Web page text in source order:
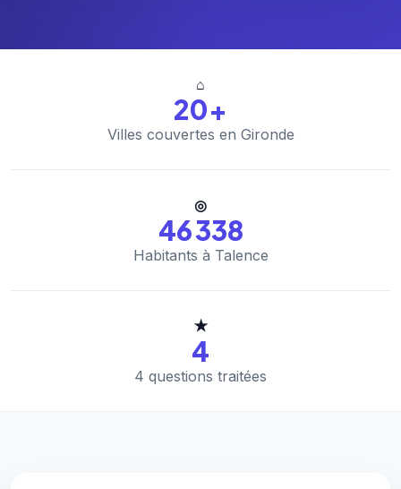
⌂
20+
Villes couvertes en Gironde
◎
46 338
Habitants à Talence
★
4
4 questions traitées